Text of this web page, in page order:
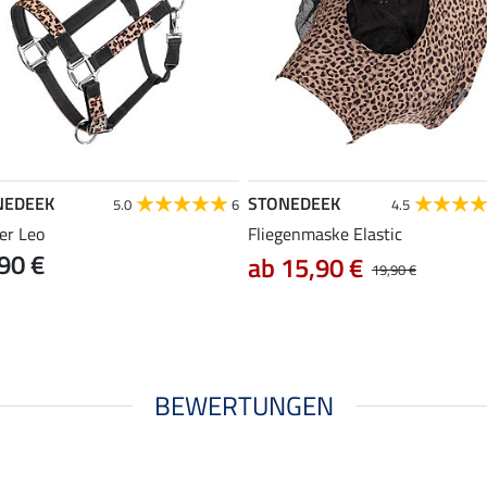
5.0 6
Leo
€
STONEDEEK 4.5
Fliegenmaske Elastic
19,90 €
ab 15,90 €
BEWERTUNGEN